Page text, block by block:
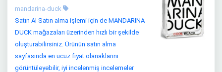
mandarina-duck
Satın Al Satın alma işlemi için de MANDARINA
DUCK mağazaları üzerinden hızlı bir şekilde
oluşturabilirsiniz. Ürünün satın alma
sayfasında en ucuz fiyat olanaklarını
görüntüleyebilir, iyi incelenmiş incelemeler